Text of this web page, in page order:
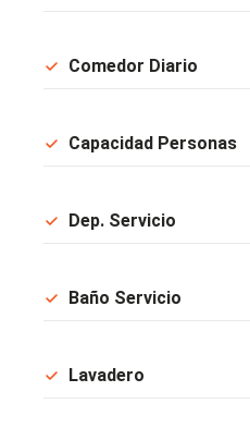
Comedor Diario
Capacidad Personas
Dep. Servicio
Baño Servicio
Lavadero